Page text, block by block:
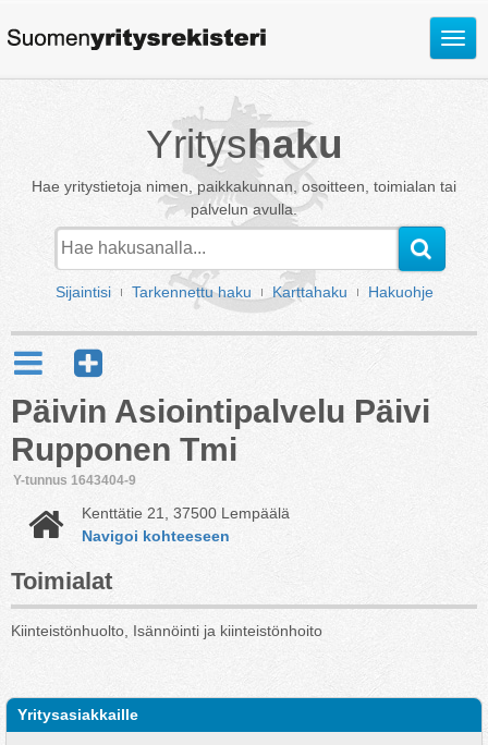
Avaa
Yrityshaku
Hae yritystietoja nimen, paikkakunnan, osoitteen, toimialan tai
palvelun avulla.
Sijaintisi Tarkennettu haku Karttahaku Hakuohje
Päivin Asiointipalvelu Päivi
Rupponen Tmi
Y-tunnus 1643404-9
Kenttätie 21, 37500 Lempäälä
Navigoi kohteeseen
Toimialat
Kiinteistönhuolto, Isännöinti ja kiinteistönhoito
Yritysasiakkaille